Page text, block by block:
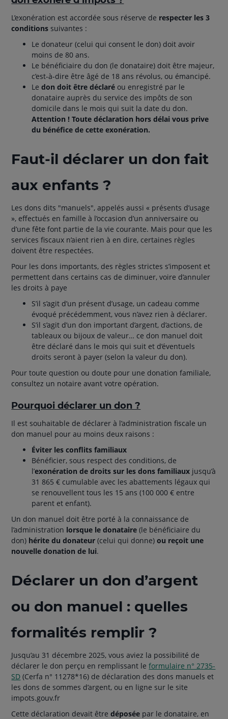
L’exonération est accordée sous réserve de respecter les 3
conditions suivantes :
Le donateur (celui qui consent le don) doit avoir
moins de 80 ans.
Le bénéficiaire du don (le donataire) doit être majeur,
c’est-à-dire être âgé de 18 ans révolus, ou émancipé.
Ledon doit être déclaré ou enregistré par le
donataire auprès du service des impôts de son
domicile dans le mois qui suit la date du don.
Attention ! Toute déclaration hors délai vous prive
du bénéfice de cette exonération.
Faut-il déclarer un don fait
aux enfants ?
Les dons dits "manuels", appelés aussi « présents d’usage
», effectués en famille à l’occasion d’un anniversaire ou
d’une fête font partie de la vie courante. Mais pour que les
services fiscaux n’aient rien à en dire, certaines règles
doivent être respectées.
Pour les dons importants, des règles strictes s’imposent et
permettent dans certains cas de diminuer, voire d’annuler
les droits à paye
S’il s’agit d’un présent d’usage, un cadeau comme
évoqué précédemment, vous n’avez rien à déclarer.
S’il s’agit d’un don important d’argent, d’actions, de
tableaux ou bijoux de valeur… ce don manuel doit
être déclaré dans le mois qui suit et d’éventuels
droits seront à payer (selon la valeur du don).
Pour toute question ou doute pour une donation familiale,
consultez un notaire avant votre opération.
Pourquoi déclarer un don ?
Il est souhaitable de déclarer à l’administration fiscale un
don manuel pour au moins deux raisons :
Éviter les conflits familiaux
Bénéficier, sous respect des conditions, de
l’exonération de droits sur les dons familiaux jusqu’à
31 865 € cumulable avec les abattements légaux qui
se renouvellent tous les 15 ans (100 000 € entre
parent et enfant).
Un don manuel doit être porté à la connaissance de
l’administration lorsque le donataire(le bénéficiaire du
don) hérite du donateur (celui qui donne)ou reçoit une
nouvelle donation de lui.
Déclarer un don d’argent
ou don manuel : quelles
formalités remplir ?
Jusqu’au 31 décembre 2025, vous aviez la possibilité de
déclarer le don perçu en remplissant leformulaire n° 2735-
SD (Cerfa n° 11278*16) de déclaration des dons manuels et
les dons de sommes d’argent, ou en ligne sur le site
impots.gouv.fr
Cette déclaration devait êtredéposée par le donataire, en